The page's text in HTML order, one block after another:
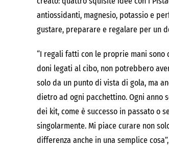
antiossidanti, magnesio, potassio e
gustare, preparare e regalare per un
“I regali fatti con le proprie mani
doni legati al cibo, non potrebbero
solo da un punto di vista di gola, ma
dietro ad ogni pacchettino. Ogni anno
dei kit, come è successo in passato o
singolarmente. Mi piace curare non
differenza anche in una semplice